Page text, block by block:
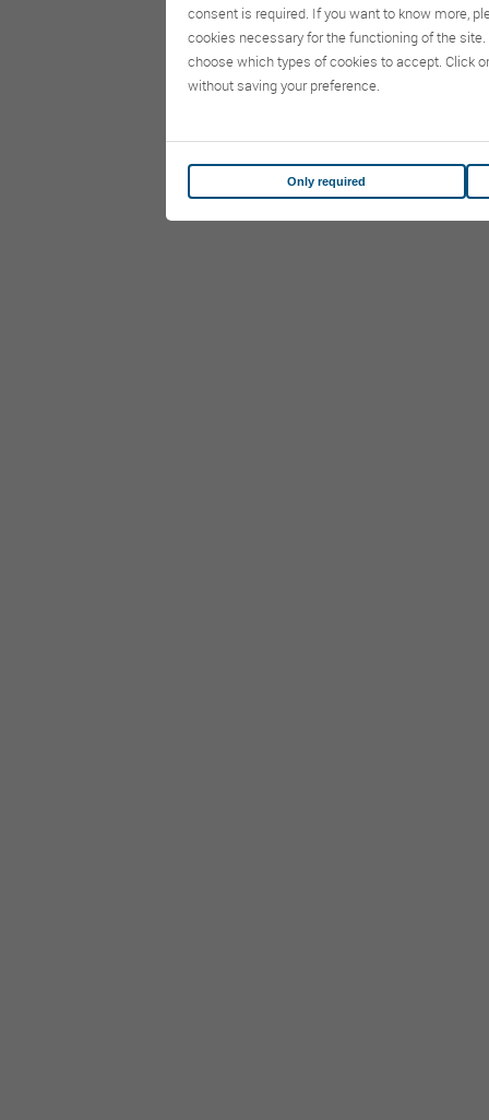
consent is required. If you want to know more,
cookies necessary for the functioning of the
choose which types of cookies to accept. Click
without saving your preference.
Only required